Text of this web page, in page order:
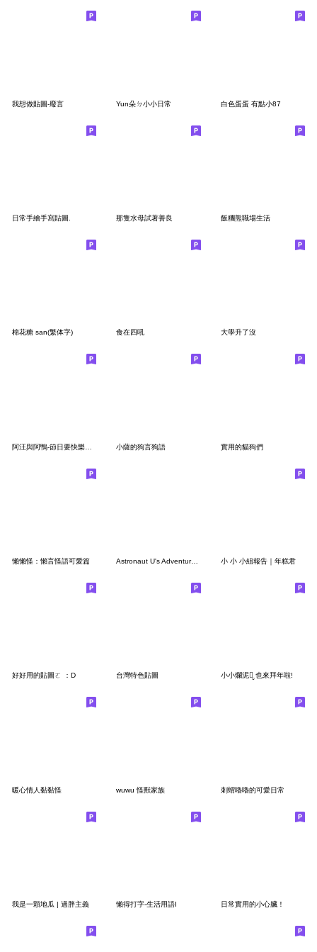
我想做貼圖-廢言 Yun朵ㄉ小小日常 白色蛋蛋 有點小87
日常手繪手寫貼圖. 那隻水母試著善良 飯糰熊職場生活
棉花糖 san(繁体字) 食在四吼 大學升了沒
小薩的狗言狗語 實用的貓狗們
懶懶怪：懶言怪語可愛篇 Astronaut U's Adventure #1 小 小 小組報告｜年糕君
好好用的貼圖ㄛ ：D 台灣特色貼圖 小小爛泥ꪔ̤̮ 也來拜年啦!
暖心情人黏黏怪 wuwu 怪獸家族 刺蝟嚕嚕的可愛日常
我是一顆地瓜 | 過胖主義 懶得打字-生活用語I 日常實用的小心臟！